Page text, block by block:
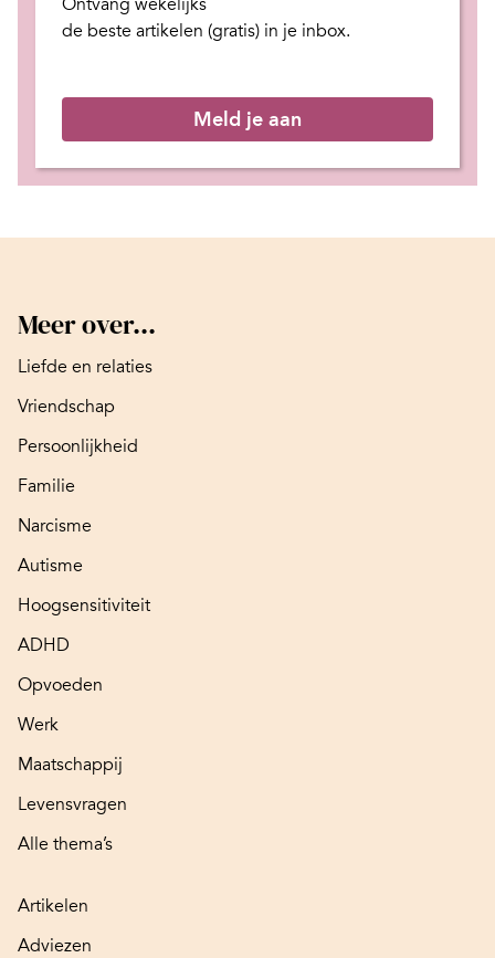
de beste artikelen (gratis) in je inbox.
Meld je aan
Meer over...
Liefde en relaties
Vriendschap
Persoonlijkheid
Familie
Narcisme
Autisme
Hoogsensitiviteit
ADHD
Opvoeden
Werk
Maatschappij
Levensvragen
Alle thema’s
Artikelen
Adviezen